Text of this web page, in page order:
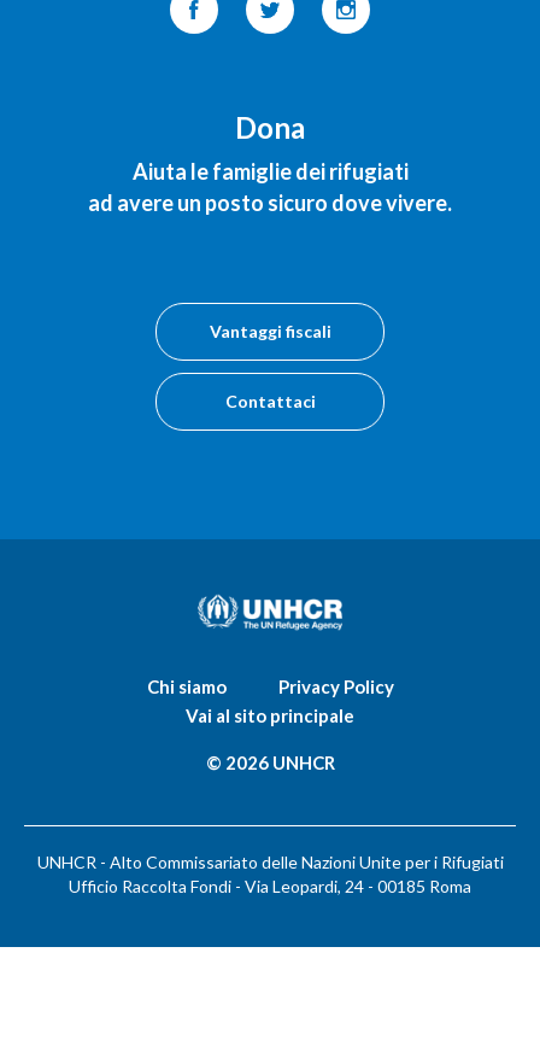
Dona
Aiuta le famiglie dei rifugiati
ad avere un posto sicuro dove vivere.
Vantaggi fiscali
Contattaci
Chi siamo
Privacy Policy
Vai al sito principale
© 2026 UNHCR
UNHCR - Alto Commissariato delle Nazioni Unite per i Rifugiati
Ufficio Raccolta Fondi - Via Leopardi, 24 - 00185 Roma